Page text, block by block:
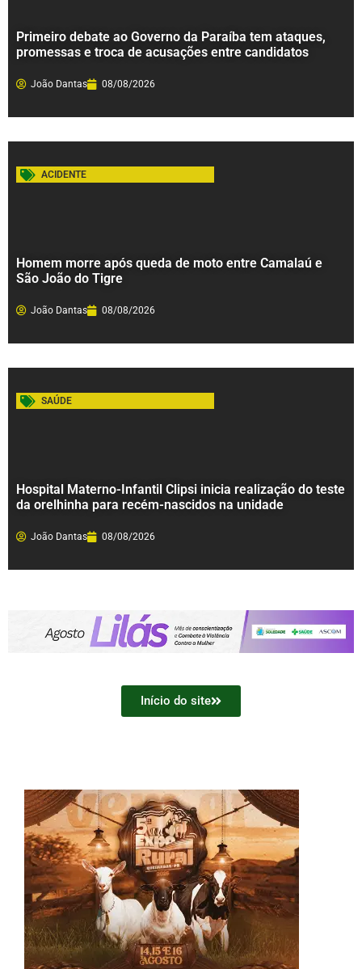
Primeiro debate ao Governo da Paraíba tem ataques,
promessas e troca de acusações entre candidatos
João Dantas 08/08/2026
ACIDENTE
Homem morre após queda de moto entre Camalaú e
São João do Tigre
João Dantas 08/08/2026
SAÚDE
Hospital Materno-Infantil Clipsi inicia realização do teste
da orelhinha para recém-nascidos na unidade
João Dantas 08/08/2026
Início do site